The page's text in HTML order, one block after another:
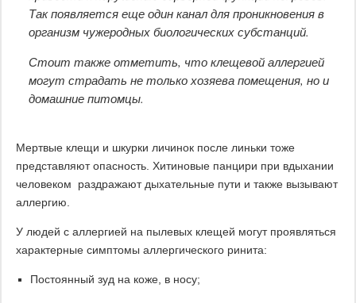
Так появляется еще один канал для проникновения в
организм чужеродных биологических субстанций.
Стоит также отметить, что клещевой аллергией
могут страдать не только хозяева помещения, но и
домашние питомцы.
Мертвые клещи и шкурки личинок после линьки тоже
представляют опасность. Хитиновые панцири при вдыхании
человеком раздражают дыхательные пути и также вызывают
аллергию.
У людей с аллергией на пылевых клещей могут проявляться
характерные симптомы аллергического ринита:
Постоянный зуд на коже, в носу;